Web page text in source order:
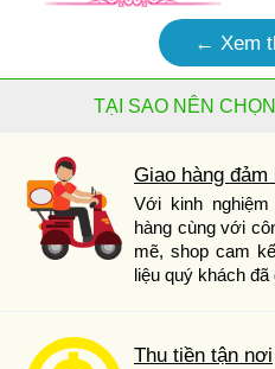
← Xem
TẠI SAO NÊN
Giao hàng đảm
Với kinh
hàng cùng với
mẽ, shop cam
liệu quý khách đã
Thu tiền tận nơi